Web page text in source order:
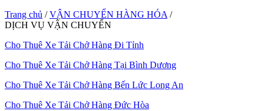
Trang chủ / VẬN CHUYỂN HÀNG HÓA /
DỊCH VỤ VẬN CHUYỂN
Cho Thuê Xe Tải Chở Hàng Đi Tỉnh
Cho Thuê Xe Tải Chở Hàng Tại Bình Dương
Cho Thuê Xe Tải Chở Hàng Bến Lức Long An
Cho Thuê Xe Tải Chở Hàng Đức Hòa